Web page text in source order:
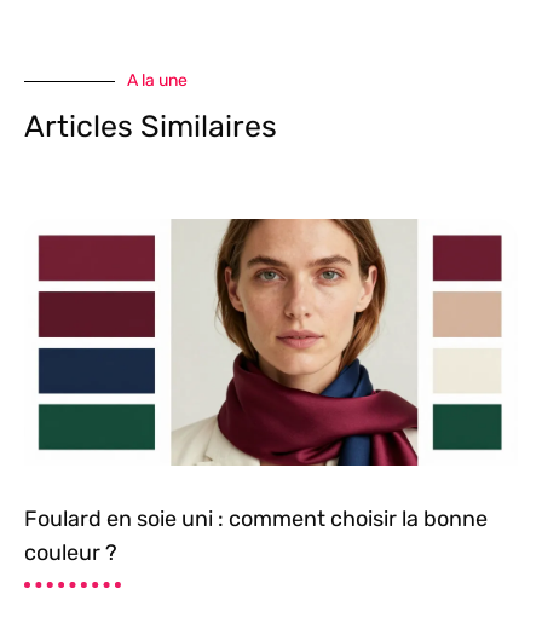
A la une
Articles Similaires
Foulard en soie uni : comment choisir la bonne
couleur ?